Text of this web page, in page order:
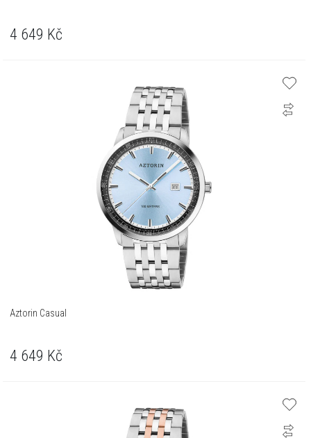
4 649 Kč
Aztorin Casual
4 649 Kč